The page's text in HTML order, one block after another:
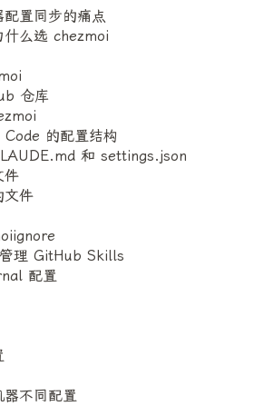
置同步的痛点
什么选 chezmoi
仓库
的配置结构
和 settings.json
件
文件
理 GitHub Skills
配置
不同配置